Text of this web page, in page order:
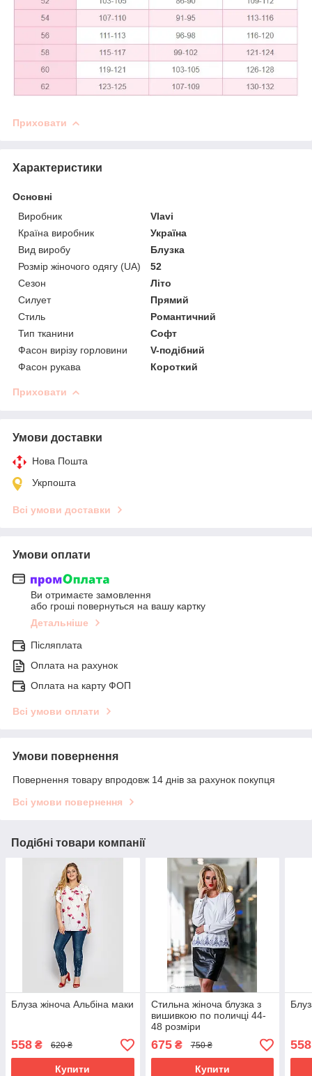
Приховати
Характеристики
Основні
Виробник
Vlavi
Країна виробник
Україна
Вид виробу
Блузка
Розмір жіночого одягу (UA)
52
Сезон
Літо
Силует
Прямий
Стиль
Романтичний
Тип тканини
Софт
Фасон вирізу горловини
V-подібний
Фасон рукава
Короткий
Приховати
Умови доставки
Нова Пошта
Укрпошта
Всі умови доставки
Умови оплати
Ви отримаєте замовлення
або гроші повернуться на вашу картку
Детальніше
Післяплата
Оплата на рахунок
Оплата на карту ФОП
Всі умови оплати
Умови повернення
Повернення товару впродовж 14 днів за рахунок покупця
Всі умови повернення
Подібні товари компанії
Блуза жіноча Альбіна маки
558 ₴ 620 ₴
Купити
Стильна жіноча блузка з
вишивкою по поличці 44-
48 розміри
675₴ 750 ₴
Купити
558